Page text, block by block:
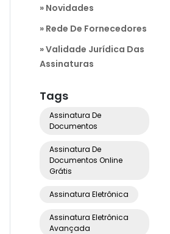
Novidades
Rede De Fornecedores
Validade Jurídica Das
Assinaturas
Tags
Assinatura De
Documentos
Assinatura De
Documentos Online
Grátis
Assinatura Eletrônica
Assinatura Eletrônica
Avançada